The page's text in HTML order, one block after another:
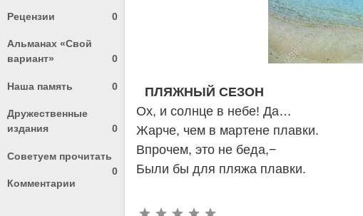
Рецензии 0
Альманах «Свой
вариант»
0
Наша память 0
Дружественные
издания
0
Советуем прочитать
0
Комментарии
ПЛЯЖНЫЙ СЕЗОН
Ох, и солнце в небе! Да…
Жарче, чем в мартене плавки.
Впрочем, это не беда,−
Были бы для пляжа плавки.